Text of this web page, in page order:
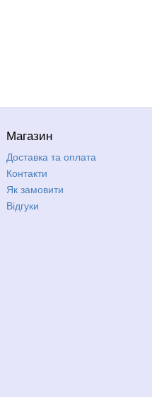
Магазин
Доставка та оплата
Контакти
Як замовити
Відгуки